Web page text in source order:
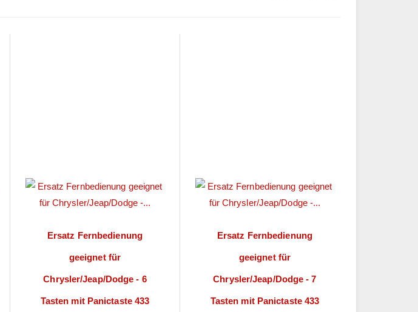
Ersatz Fernbedienung
geeignet für
Chrysler/Jeap/Dodge - 6
Tasten mit Panictaste 433
Ersatz Fernbedienung
geeignet für
Chrysler/Jeap/Dodge - 7
Tasten mit Panictaste 433